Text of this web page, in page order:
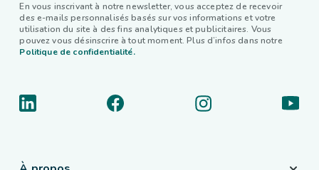
En vous inscrivant à notre newsletter, vous acceptez de recevoir
des e-mails personnalisés basés sur vos informations et votre
utilisation du site à des fins analytiques et publicitaires. Vous
pouvez vous désinscrire à tout moment. Plus d’infos dans notre
Politique de confidentialité.